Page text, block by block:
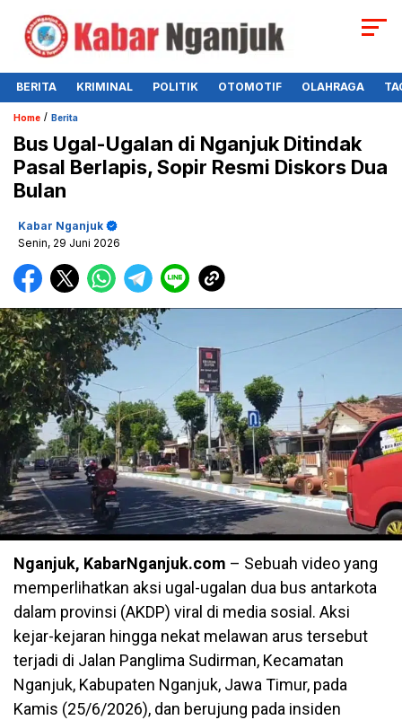
BERITA KRIMINAL POLITIK OTOMOTIF OLAHRAGA
Home / Berita
Bus Ugal-Ugalan di Nganjuk Ditindak
Pasal Berlapis, Sopir Resmi Diskors Dua
Bulan
Kabar Nganjuk
Senin, 29 Juni 2026
Nganjuk, KabarNganjuk.com – Sebuah video yang
memperlihatkan aksi ugal-ugalan dua bus antarkota
dalam provinsi (AKDP) viral di media sosial. Aksi
kejar-kejaran hingga nekat melawan arus tersebut
terjadi di Jalan Panglima Sudirman, Kecamatan
Nganjuk, Kabupaten Nganjuk, Jawa Timur, pada
Kamis (25/6/2026), dan berujung pada insiden